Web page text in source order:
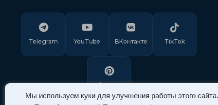
Мы используем куки для улучшения работы этого сайта.
Telegram YouTube ВКонтакте TikTok
Pinterest